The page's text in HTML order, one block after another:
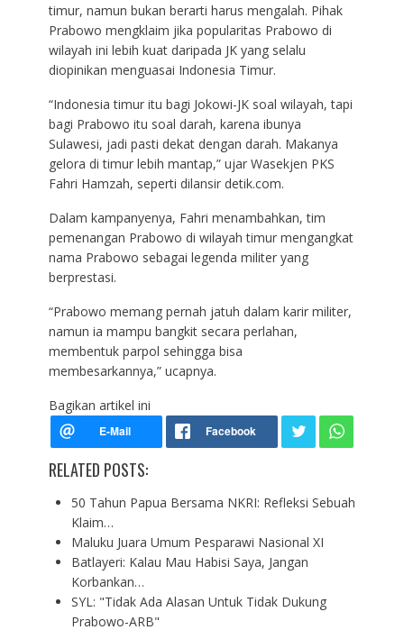
timur, namun bukan berarti harus mengalah. Pihak
Prabowo mengklaim jika popularitas Prabowo di
wilayah ini lebih kuat daripada JK yang selalu
diopinikan menguasai Indonesia Timur.
“Indonesia timur itu bagi Jokowi-JK soal wilayah, tapi
bagi Prabowo itu soal darah, karena ibunya
Sulawesi, jadi pasti dekat dengan darah. Makanya
gelora di timur lebih mantap,” ujar Wasekjen PKS
Fahri Hamzah, seperti dilansir detik.com.
Dalam kampanyenya, Fahri menambahkan, tim
pemenangan Prabowo di wilayah timur mengangkat
nama Prabowo sebagai legenda militer yang
berprestasi.
“Prabowo memang pernah jatuh dalam karir militer,
namun ia mampu bangkit secara perlahan,
membentuk parpol sehingga bisa
membesarkannya,” ucapnya.
Bagikan artikel ini
RELATED POSTS:
50 Tahun Papua Bersama NKRI: Refleksi Sebuah
Klaim…
Maluku Juara Umum Pesparawi Nasional XI
Batlayeri: Kalau Mau Habisi Saya, Jangan
Korbankan…
SYL: "Tidak Ada Alasan Untuk Tidak Dukung
Prabowo-ARB"